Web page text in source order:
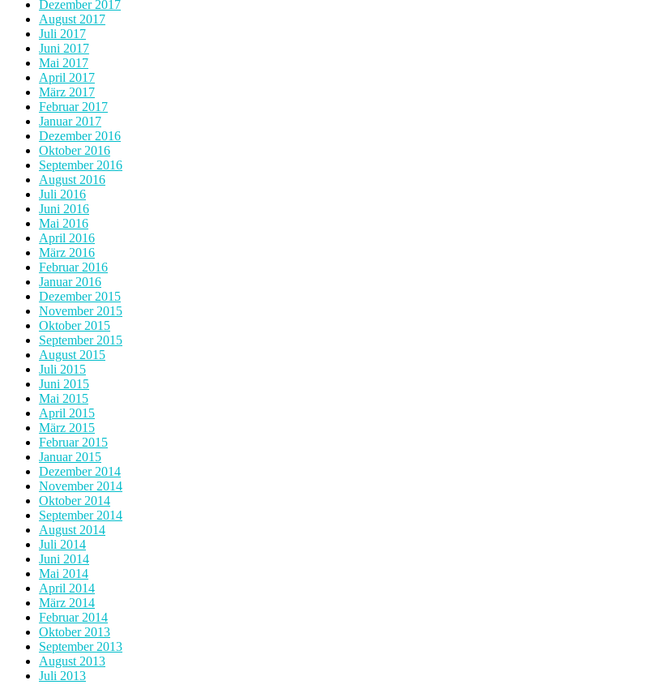
Dezember 2017
August 2017
Juli 2017
Juni 2017
Mai 2017
April 2017
März 2017
Februar 2017
Januar 2017
Dezember 2016
Oktober 2016
September 2016
August 2016
Juli 2016
Juni 2016
Mai 2016
April 2016
März 2016
Februar 2016
Januar 2016
Dezember 2015
November 2015
Oktober 2015
September 2015
August 2015
Juli 2015
Juni 2015
Mai 2015
April 2015
März 2015
Februar 2015
Januar 2015
Dezember 2014
November 2014
Oktober 2014
September 2014
August 2014
Juli 2014
Juni 2014
Mai 2014
April 2014
März 2014
Februar 2014
Oktober 2013
September 2013
August 2013
Juli 2013